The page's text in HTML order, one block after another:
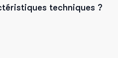
techniques ?